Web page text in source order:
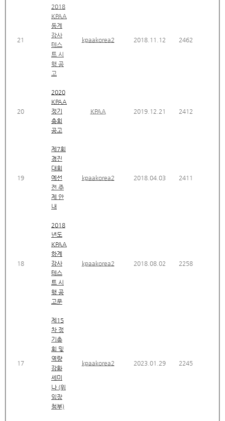
21
2018
KPAA
동계
강사
테스
트 시
행 공
고
kpaakorea2 2018.11.12 2462
20
2020
KPAA
정기
총회
공고
KPAA 2019.12.21 2412
19
제7회
경진
대회
예선
전 주
제 안
내
kpaakorea2 2018.04.03 2411
18
2018
년도
KPAA
하계
강사
테스
트 시
행 공
고문
kpaakorea2 2018.08.02 2258
17
제15
차 정
기총
회 및
역량
강화
세미
나 (위
임장
첨부)
kpaakorea2 2023.01.29 2245